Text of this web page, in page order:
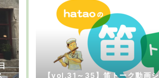
【vol.31～35】笛トーク動画